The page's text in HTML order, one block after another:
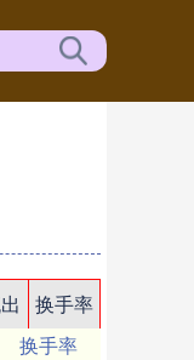
换手率
换手率